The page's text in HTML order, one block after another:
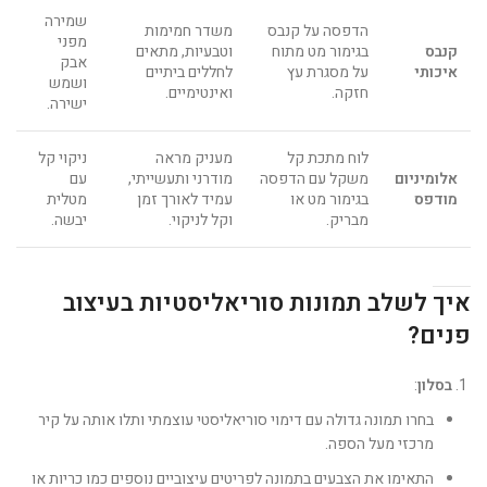
קנבס
איכותי
הדפסה על קנבס
בגימור מט מתוח
על מסגרת עץ
חזקה.
משדר חמימות
וטבעיות, מתאים
לחללים ביתיים
ואינטימיים.
שמירה
מפני
אבק
ושמש
ישירה.
אלומיניום
מודפס
לוח מתכת קל
משקל עם הדפסה
בגימור מט או
מבריק.
מעניק מראה
מודרני ותעשייתי,
עמיד לאורך זמן
וקל לניקוי.
ניקוי קל
עם
מטלית
יבשה.
איך לשלב תמונות סוריאליסטיות בעיצוב
פנים?
בסלון:
בחרו תמונה גדולה עם דימוי סוריאליסטי עוצמתי ותלו אותה על קיר
מרכזי מעל הספה.
התאימו את הצבעים בתמונה לפריטים עיצוביים נוספים כמו כריות או